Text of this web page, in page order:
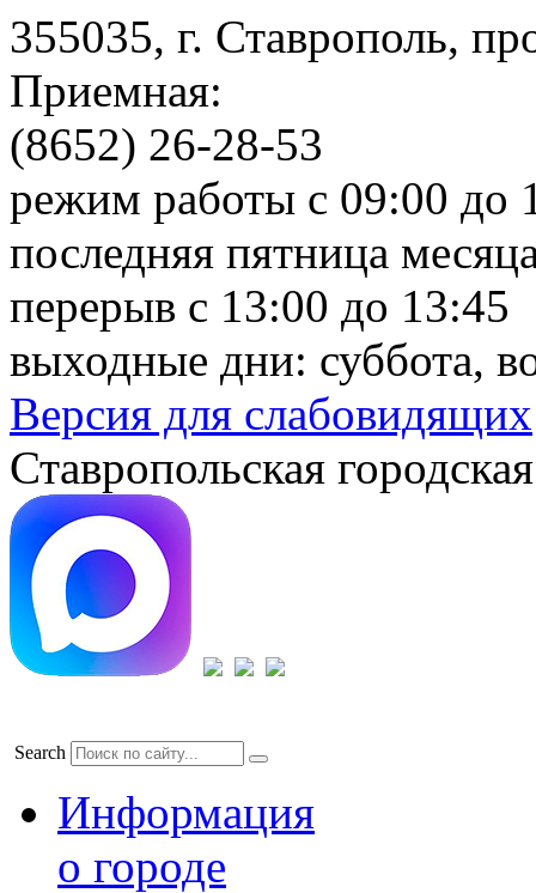
355035, г. Ставрополь,
Приемная:
(8652) 26-28-53
режим работы с 09:00 до
последняя пятница
перерыв с 13:00 до 13:45
выходные дни: суббота,
Версия для слабовидящих
Ставропольская
Search
Информация
о городе